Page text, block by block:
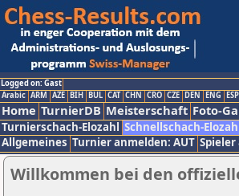
Logged on: Gast
Arabic ARM AZE BIH BUL CAT CHN CRO CZE DEN ENG ESP
Home TurnierDB Meisterschaft Foto-
Turnierschach-Elozahl Schnellschach-
Allgemeines Turnier anmelden: AUT
Willkommen bei den